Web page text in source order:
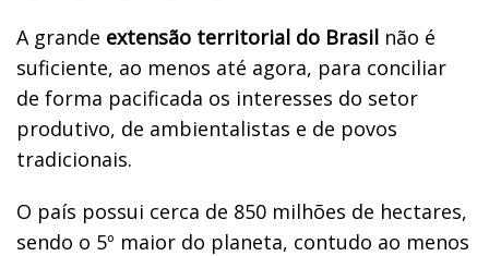
A grande extensão territorial do Brasil não é
suficiente, ao menos até agora, para conciliar
de forma pacificada os interesses do setor
produtivo, de ambientalistas e de povos
tradicionais.
O país possui cerca de 850 milhões de hectares,
sendo o 5º maior do planeta, contudo ao menos